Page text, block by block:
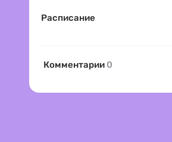
Расписание
Комментарии 0